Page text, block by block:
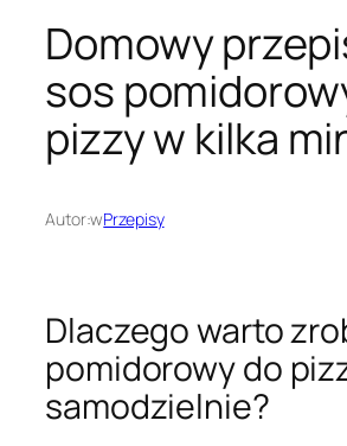
Domowy
sos
pizzy w kilka
Autor:wPrzepisy
Dlaczego warto
pomidorowy do
samodzielnie?